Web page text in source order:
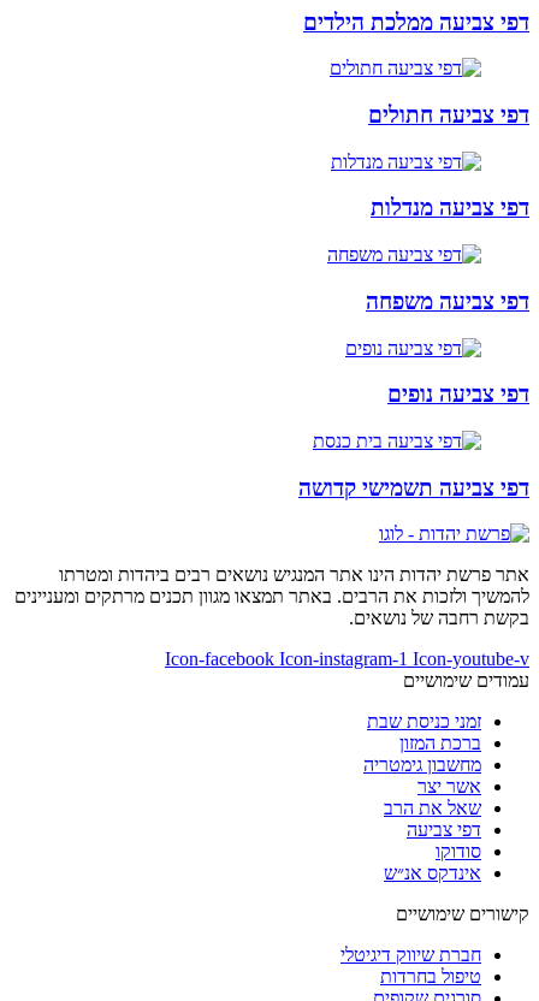
דפי צביעה ממלכת הילדים
דפי צביעה חתולים
דפי צביעה מנדלות
דפי צביעה משפחה
דפי צביעה נופים
דפי צביעה תשמישי קדושה
אתר פרשת יהדות הינו אתר המנגיש נושאים רבים ביהדות ומטרתו
להמשיך ולזכות את הרבים. באתר תמצאו מגוון תכנים מרתקים ומעניינים
בקשת רחבה של נושאים.
Icon-facebook Icon-instagram-1 Icon-youtube-v
עמודים שימושיים
זמני כניסת שבת
ברכת המזון
מחשבון גימטריה
אשר יצר
שאל את הרב
דפי צביעה
סודוקו
אינדקס אנ״ש
קישורים שימושיים
חברת שיווק דיגיטלי
טיפול בחרדות